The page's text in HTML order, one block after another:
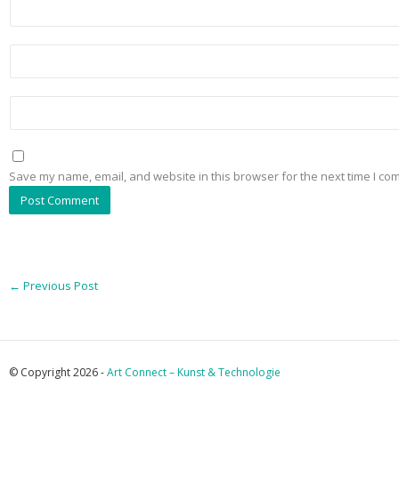
Save my name, email, and website in this browser for the next time I
← Previous Post
© Copyright 2026 -Art Connect – Kunst & Technologie